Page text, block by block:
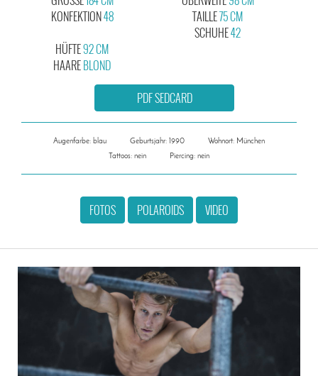
KONFEKTION48
TAILLE75 CM
SCHUHE42
HÜFTE92 CM
HAAREBLOND
PDF SEDCARD
Augenfarbe: blau Geburtsjahr: 1990
Wohnort: München
Tattoos: nein
Piercing: nein
FOTOS POLAROIDS VIDEO